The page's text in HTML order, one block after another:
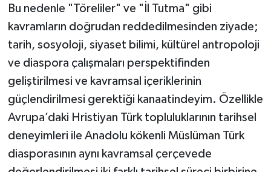
Bu nedenle "Töreliler" ve "İl Tutma" gibi
kavramların doğrudan reddedilmesinden ziyade;
tarih, sosyoloji, siyaset bilimi, kültürel antropoloji
ve diaspora çalışmaları perspektifinden
geliştirilmesi ve kavramsal içeriklerinin
güçlendirilmesi gerektiği kanaatindeyim. Özellikle
Avrupa’daki Hristiyan Türk topluluklarının tarihsel
deneyimleri ile Anadolu kökenli Müslüman Türk
diasporasının aynı kavramsal çerçevede